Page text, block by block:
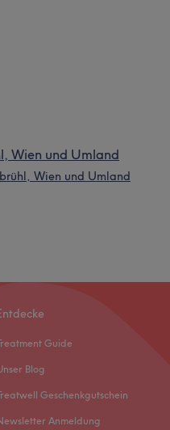
Wien und Umland
Wien und Umland
Guide
Blog
Geschenkgutschein
Anmeldung